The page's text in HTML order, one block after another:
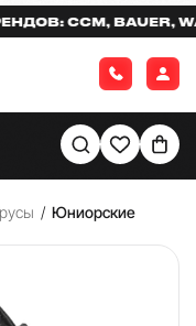
BAUER,
/ Юниорские